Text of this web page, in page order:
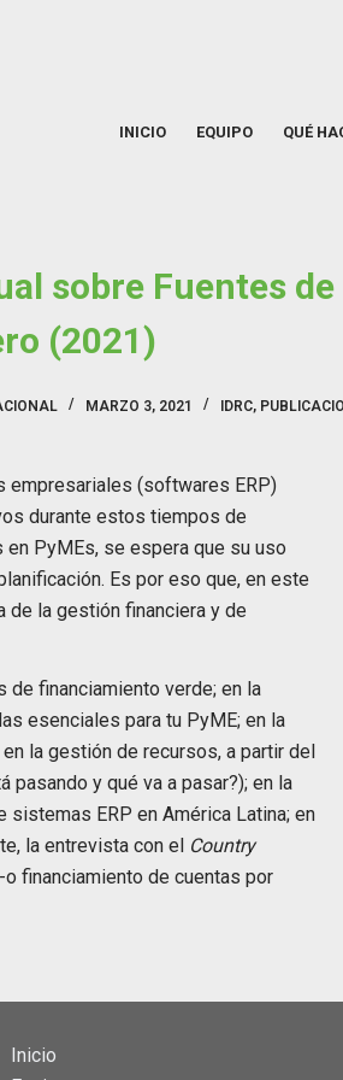
INICIO EQUIPO QUÉ
sobre Fuentes
(2021)
MARZO 3, 2021 IDRC,
empresariales (softwares ERP)
durante estos tiempos de
PyMEs, se espera que su uso
Es por eso que, en este
de la gestión financiera y de
financiamiento verde; en la
esenciales para tu PyME; en la
la gestión de recursos, a partir del
y qué va a pasar?); en la
ERP en América Latina; en
la entrevista con el Country
-o financiamiento de cuentas por
Inicio